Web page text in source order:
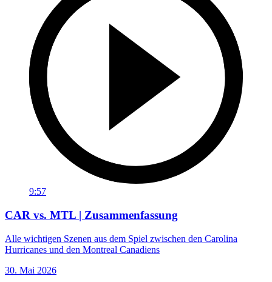
9:57
CAR vs. MTL | Zusammenfassung
Alle wichtigen Szenen aus dem Spiel zwischen den Carolina
Hurricanes und den Montreal Canadiens
30. Mai 2026